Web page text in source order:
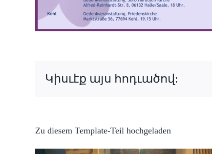
Կիսւէք այս հոդւածով:
Zu diesem Template-Teil hochgeladen